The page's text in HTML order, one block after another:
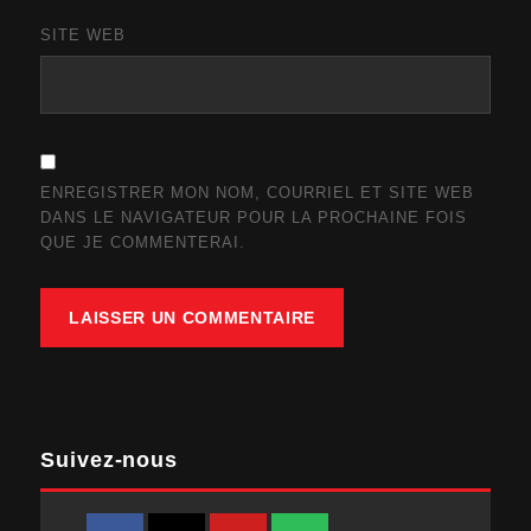
SITE WEB
ENREGISTRER MON NOM, COURRIEL ET SITE WEB
DANS LE NAVIGATEUR POUR LA PROCHAINE FOIS
QUE JE COMMENTERAI.
Suivez-nous